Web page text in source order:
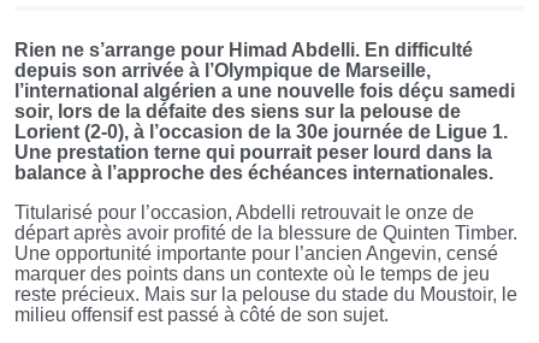
Rien ne s’arrange pour Himad Abdelli. En difficulté
depuis son arrivée à l’Olympique de Marseille,
l’international algérien a une nouvelle fois déçu samedi
soir, lors de la défaite des siens sur la pelouse de
Lorient (2-0), à l’occasion de la 30e journée de Ligue 1.
Une prestation terne qui pourrait peser lourd dans la
balance à l’approche des échéances internationales.
Titularisé pour l’occasion, Abdelli retrouvait le onze de
départ après avoir profité de la blessure de Quinten Timber.
Une opportunité importante pour l’ancien Angevin, censé
marquer des points dans un contexte où le temps de jeu
reste précieux. Mais sur la pelouse du stade du Moustoir, le
milieu offensif est passé à côté de son sujet.